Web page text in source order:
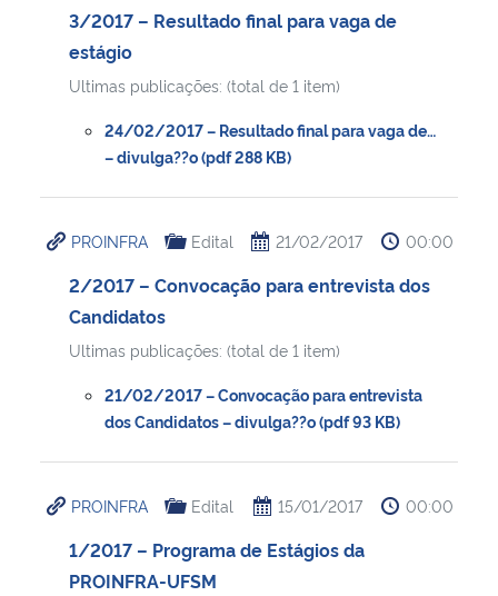
3/2017 – Resultado final para vaga de
estágio
Ultimas publicações: (total de 1 item)
24/02/2017 – Resultado final para vaga de…
– divulga??o (pdf 288 KB)
PROINFRA Edital 21/02/2017 00:00
2/2017 – Convocação para entrevista dos
Candidatos
Ultimas publicações: (total de 1 item)
21/02/2017 – Convocação para entrevista
dos Candidatos – divulga??o (pdf 93 KB)
PROINFRA Edital 15/01/2017 00:00
1/2017 – Programa de Estágios da
PROINFRA-UFSM